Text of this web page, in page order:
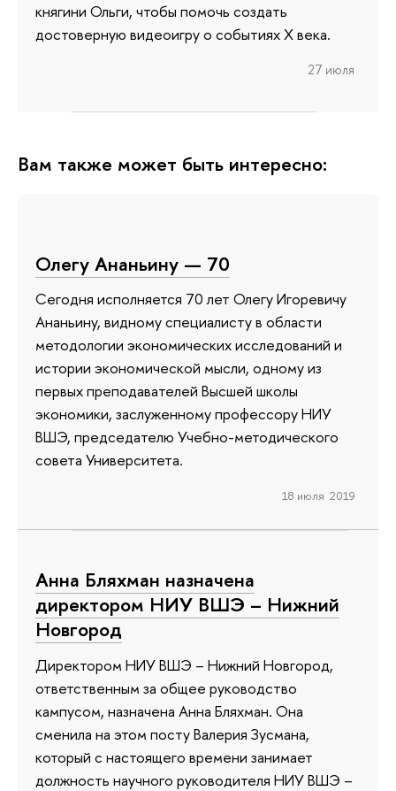
княгини Ольги, чтобы помочь создать
достоверную видеоигру о событиях X века.
27 июля
Вам также может быть интересно:
Олегу Ананьину — 70
Сегодня исполняется 70 лет Олегу Игоревичу
Ананьину, видному специалисту в области
методологии экономических исследований и
истории экономической мысли, одному из
первых преподавателей Высшей школы
экономики, заслуженному профессору НИУ
ВШЭ, председателю Учебно-методического
совета Университета.
18 июля 2019
Анна Бляхман назначена
директором НИУ ВШЭ – Нижний
Новгород
Директором НИУ ВШЭ – Нижний Новгород,
ответственным за общее руководство
кампусом, назначена Анна Бляхман. Она
сменила на этом посту Валерия Зусмана,
который с настоящего времени занимает
должность научного руководителя НИУ ВШЭ –